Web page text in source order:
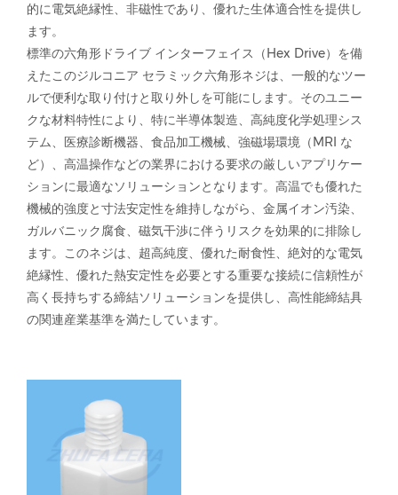
的に電気絶縁性、非磁性であり、優れた生体適合性を提供し
ます。
標準の六角形ドライブ インターフェイス（Hex Drive）を備
えたこのジルコニア セラミック六角形ネジは、一般的なツー
ルで便利な取り付けと取り外しを可能にします。そのユニー
クな材料特性により、特に半導体製造、高純度化学処理シス
テム、医療診断機器、食品加工機械、強磁場環境（MRI な
ど）、高温操作などの業界における要求の厳しいアプリケー
ションに最適なソリューションとなります。高温でも優れた
機械的強度と寸法安定性を維持しながら、金属イオン汚染、
ガルバニック腐食、磁気干渉に伴うリスクを効果的に排除し
ます。このネジは、超高純度、優れた耐食性、絶対的な電気
絶縁性、優れた熱安定性を必要とする重要な接続に信頼性が
高く長持ちする締結ソリューションを提供し、高性能締結具
の関連産業基準を満たしています。